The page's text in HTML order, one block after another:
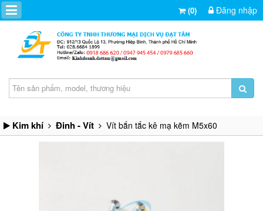
(0) Đăng nhập
Kim khí Đinh - Vít Vít bắn tắc kê mạ kẽm M5x60